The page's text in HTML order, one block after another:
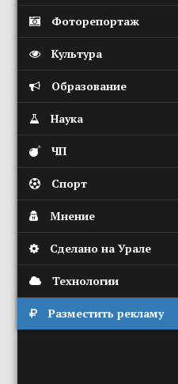
Фоторепортаж
Культура
Образование
Наука
ЧП
Спорт
Мнение
Сделано на Урале
Технологии
Разместить рекламу